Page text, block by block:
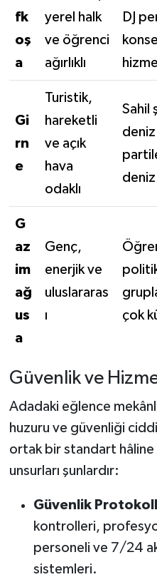
fk
oş
a
yerel halk
ve öğrenci
ağırlıklı
DJ
Gi
rn
e
Turistik,
hareketli
ve açık
hava
odaklı
Sahil
deniz
G
az
im
ağ
us
a
Genç,
enerjik ve
uluslararas
ı
çok
Güvenlik ve
Adadaki eğlence
huzuru ve güvenliği
ortak bir standart
unsurları şunlardır:
Güvenlik
kontrolleri,
personeli ve 7/24
sistemleri.